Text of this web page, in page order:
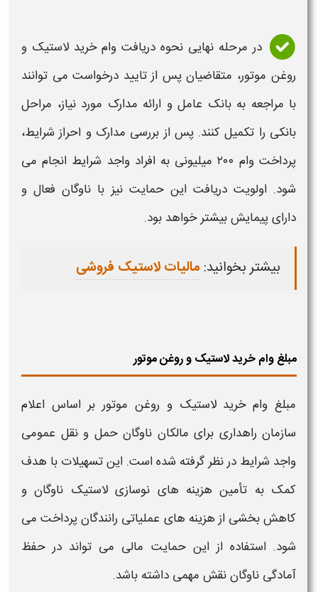
در مرحله نهایی نحوه دریافت وام خرید لاستیک و
روغن موتور، متقاضیان پس از تایید درخواست می توانند
با مراجعه به بانک عامل و ارائه مدارک مورد نیاز، مراحل
بانکی را تکمیل کنند. پس از بررسی مدارک و احراز شرایط،
پرداخت وام ۲۰۰ میلیونی
به افراد واجد شرایط انجام می
شود. اولویت دریافت این حمایت نیز با ناوگان فعال و
دارای پیمایش بیشتر خواهد بود.
بیشتر بخوانید:مالیات لاستیک فروشی
مبلغ وام خرید لاستیک و روغن موتور
مبلغ وام خرید لاستیک و روغن موتور بر اساس اعلام
سازمان راهداری برای مالکان ناوگان حمل و نقل عمومی
واجد شرایط در نظر گرفته شده است. این تسهیلات با هدف
کمک به تأمین هزینه های نوسازی لاستیک ناوگان و
کاهش بخشی از هزینه های عملیاتی رانندگان پرداخت می
شود. استفاده از این حمایت مالی می تواند در حفظ
آمادگی ناوگان نقش مهمی داشته باشد.